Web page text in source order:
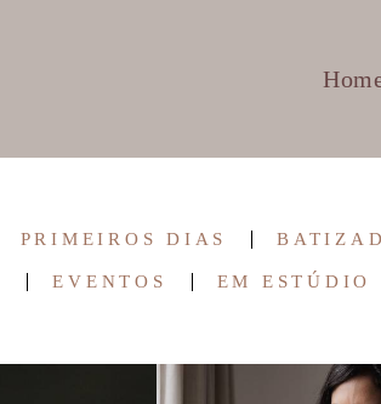
PRIMEIROS DIAS
EVENTOS EM ESTÚDIO